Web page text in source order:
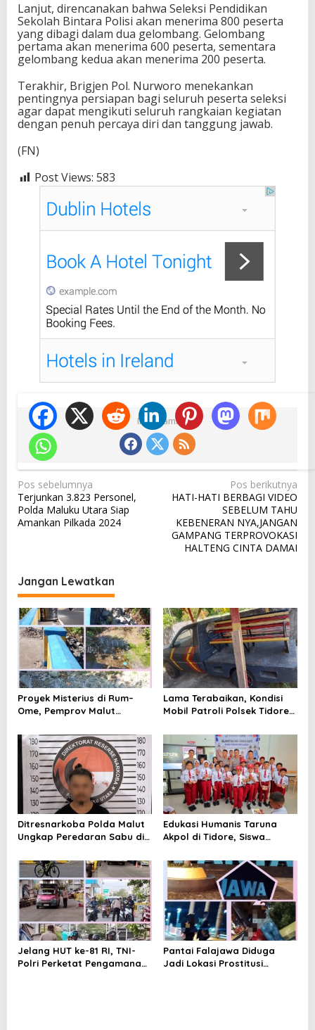
Lanjut, direncanakan bahwa Seleksi Pendidikan
Sekolah Bintara Polisi akan menerima 800 peserta
yang dibagi dalam dua gelombang. Gelombang
pertama akan menerima 600 peserta, sementara
gelombang kedua akan menerima 200 peserta.
Terakhir, Brigjen Pol. Nurworo menekankan
pentingnya persiapan bagi seluruh peserta seleksi
agar dapat mengikuti seluruh rangkaian kegiatan
dengan penuh percaya diri dan tanggung jawab.
(FN)
Post Views: 583
Ikuti Kami
N
a
v
a
s
i
p
o
s
Pos sebelumnya
Terjunkan 3.823 Personel,
Polda Maluku Utara Siap
Amankan Pilkada 2024
Pos berikutnya
HATI-HATI BERBAGI VIDEO
SEBELUM TAHU
KEBENERAN NYA,JANGAN
GAMPANG TERPROVOKASI
HALTENG CINTA DAMAI
Jangan Lewatkan
Proyek Misterius di Rum–
Ome, Pemprov Malut
Lalu Punya Siapa?
Lama Terabaikan, Kondisi
Mobil Patroli Polsek Tidore
Kapolda
Ditresnarkoba Polda Malut
Ungkap Peredaran Sabu di
Pengedar Diamankan
Edukasi Humanis Taruna
Akpol di Tidore, Siswa
Mandiri
Jelang HUT ke-81 RI, TNI-
Polri Perketat Pengamanan
Pantai Falajawa Diduga
Jadi Lokasi Prostitusi